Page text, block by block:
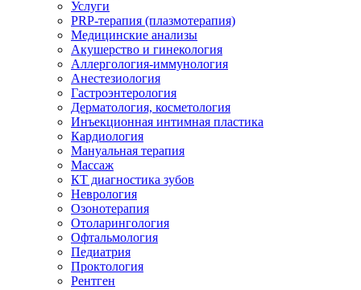
Услуги
PRP-терапия (плазмотерапия)
Медицинские анализы
Акушерство и гинекология
Аллергология-иммунология
Анестезиология
Гастроэнтерология
Дерматология, косметология
Инъекционная интимная пластика
Кардиология
Мануальная терапия
Массаж
КТ диагностика зубов
Неврология
Озонотерапия
Отоларингология
Офтальмология
Педиатрия
Проктология
Рентген